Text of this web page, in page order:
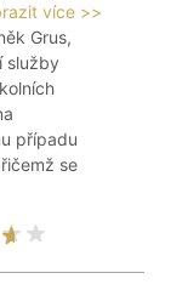
více >>
Grus,
služby
případu
se